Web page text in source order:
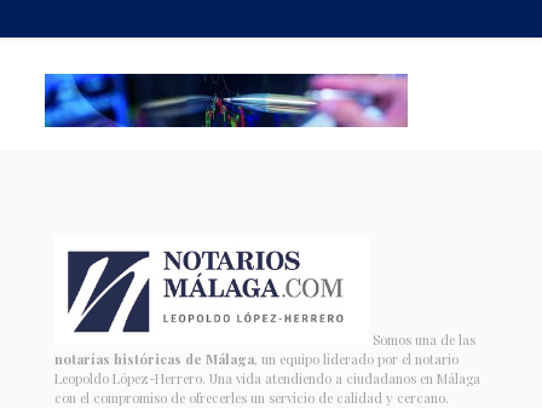
Somos una de las
notarías históricas de Málaga, un equipo liderado por el notario
Leopoldo López-Herrero. Una vida atendiendo a ciudadanos en Málaga
con el compromiso de ofrecerles un servicio de calidad y cercano.